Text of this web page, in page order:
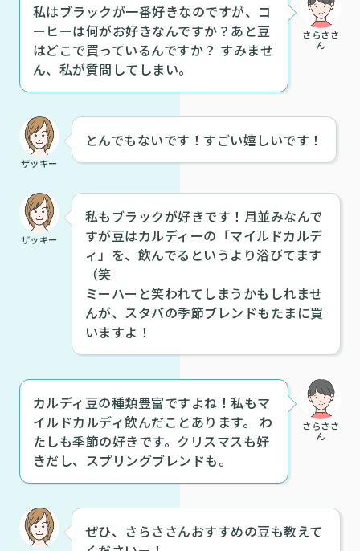
さらささ
ん
私はブラックが一番好きなのですが、コ
ーヒーは何がお好きなんですか？あと豆
はどこで買っているんですか？ すみませ
ん、私が質問してしまい。
ザッキー
とんでもないです！すごい嬉しいです！
ザッキー
私もブラックが好きです！月並みなんで
すが豆はカルディーの「マイルドカルデ
ィ」を、飲んでるというより浴びてます
（笑
ミーハーと笑われてしまうかもしれませ
んが、スタバの季節ブレンドもたまに買
いますよ！
さらささ
ん
カルディ豆の種類豊富ですよね！私もマ
イルドカルディ飲んだことあります。 わ
たしも季節の好きです。クリスマスも好
きだし、スプリングブレンドも。
ぜひ、さらささんおすすめの豆も教えて